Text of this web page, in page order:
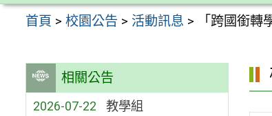
區
首頁 >校園公告 > 活動訊息 > 「跨國銜
相關公告
2026-07-22 教學組